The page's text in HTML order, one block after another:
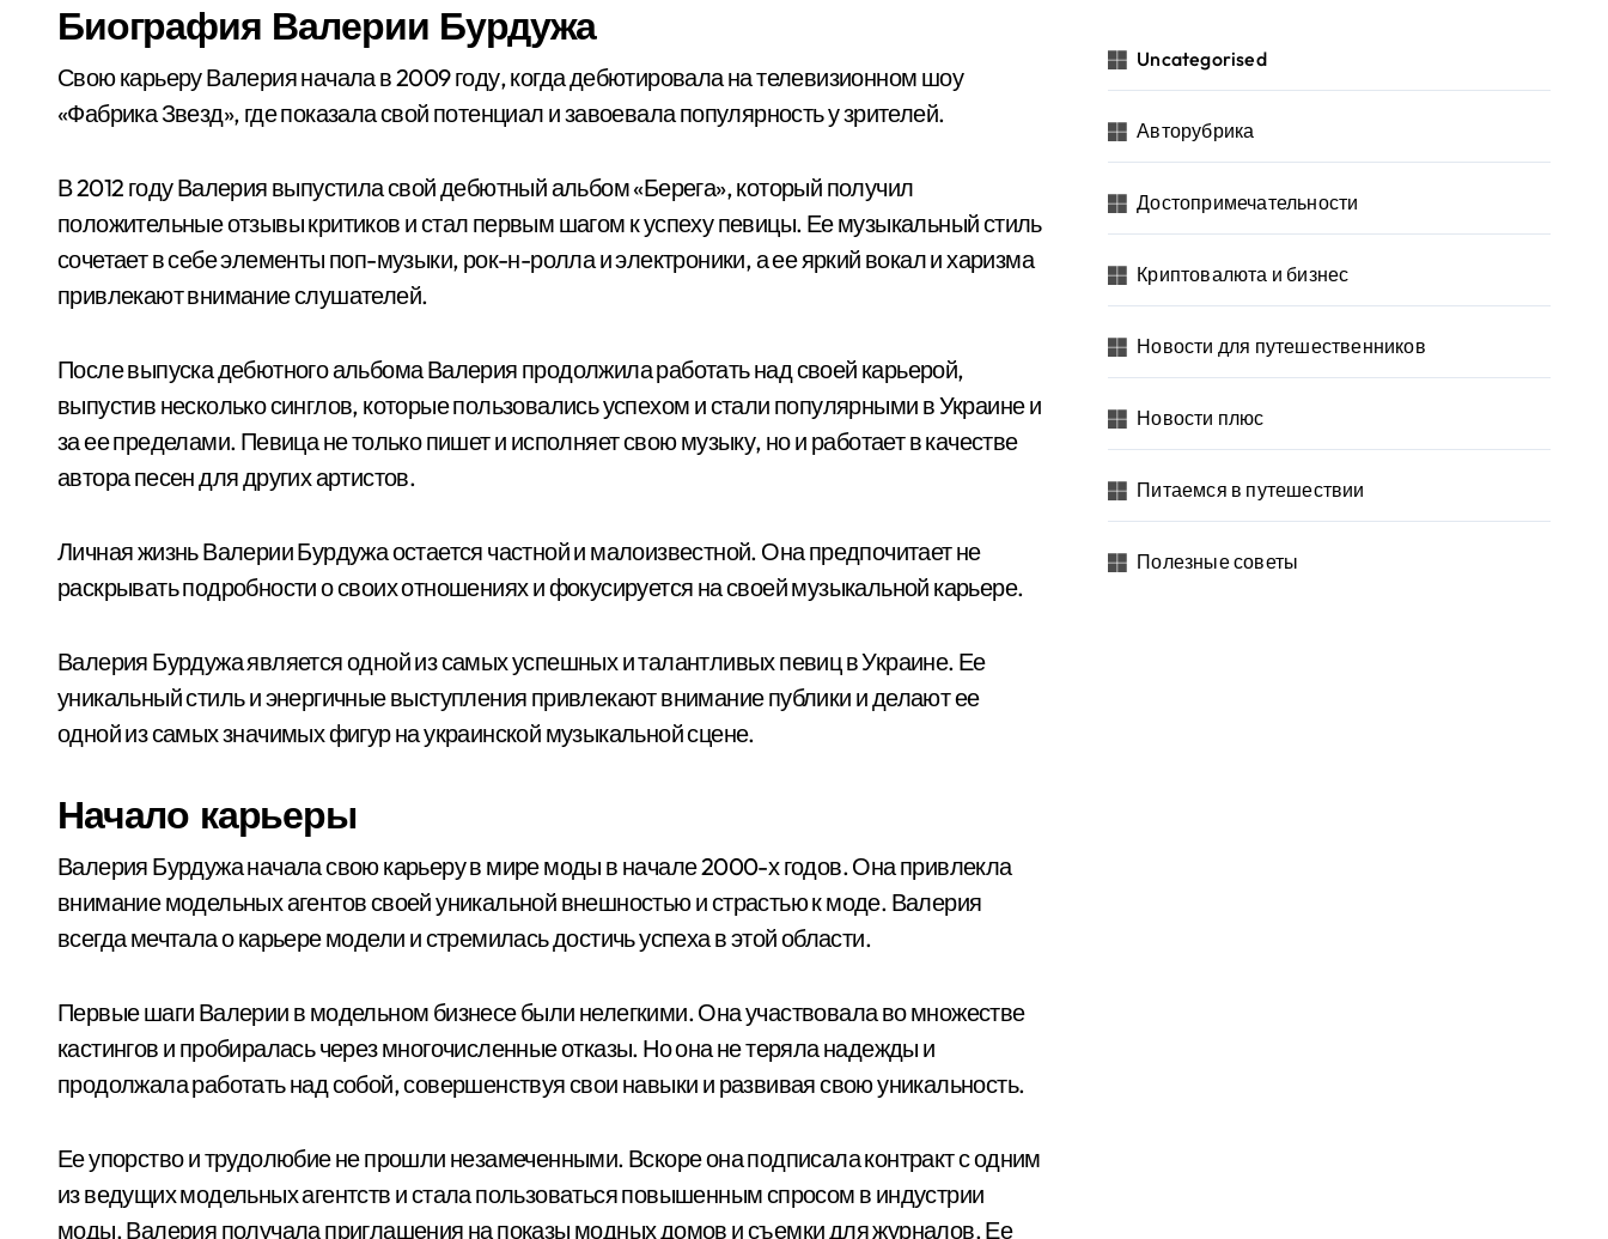
Биография Валерии Бурдужа
Свою карьеру Валерия начала в 2009 году, когда дебютировала на телевизионном шоу
«Фабрика Звезд», где показала свой потенциал и завоевала популярность у зрителей.
В 2012 году Валерия выпустила свой дебютный альбом «Берега», который получил
положительные отзывы критиков и стал первым шагом к успеху певицы. Ее музыкальный стиль
сочетает в себе элементы поп-музыки, рок-н-ролла и электроники, а ее яркий вокал и харизма
привлекают внимание слушателей.
После выпуска дебютного альбома Валерия продолжила работать над своей карьерой,
выпустив несколько синглов, которые пользовались успехом и стали популярными в Украине и
за ее пределами. Певица не только пишет и исполняет свою музыку, но и работает в качестве
автора песен для других артистов.
Личная жизнь Валерии Бурдужа остается частной и малоизвестной. Она предпочитает не
раскрывать подробности о своих отношениях и фокусируется на своей музыкальной карьере.
Валерия Бурдужа является одной из самых успешных и талантливых певиц в Украине. Ее
уникальный стиль и энергичные выступления привлекают внимание публики и делают ее
одной из самых значимых фигур на украинской музыкальной сцене.
Начало карьеры
Валерия Бурдужа начала свою карьеру в мире моды в начале 2000-х годов. Она привлекла
внимание модельных агентов своей уникальной внешностью и страстью к моде. Валерия
всегда мечтала о карьере модели и стремилась достичь успеха в этой области.
Первые шаги Валерии в модельном бизнесе были нелегкими. Она участвовала во множестве
кастингов и пробиралась через многочисленные отказы. Но она не теряла надежды и
продолжала работать над собой, совершенствуя свои навыки и развивая свою уникальность.
Ее упорство и трудолюбие не прошли незамеченными. Вскоре она подписала контракт с одним
из ведущих модельных агентств и стала пользоваться повышенным спросом в индустрии
моды. Валерия получала приглашения на показы модных домов и съемки для журналов. Ее
Uncategorised
Авторубрика
Достопримечательности
Криптовалюта и бизнес
Новости для путешественников
Новости плюс
Питаемся в путешествии
Полезные советы